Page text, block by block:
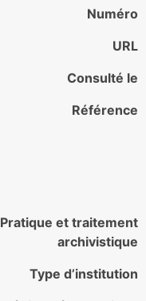
Numéro
URL
Consulté le
Référence
Pratique et traitement
archivistique
Type d’institution